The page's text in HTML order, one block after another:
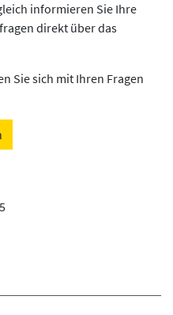
informieren Sie Ihre
direkt über das
Sie sich mit Ihren Fragen